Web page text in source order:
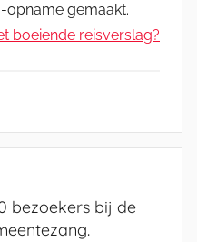
opname gemaakt.
boeiende reisverslag?
bezoekers bij de